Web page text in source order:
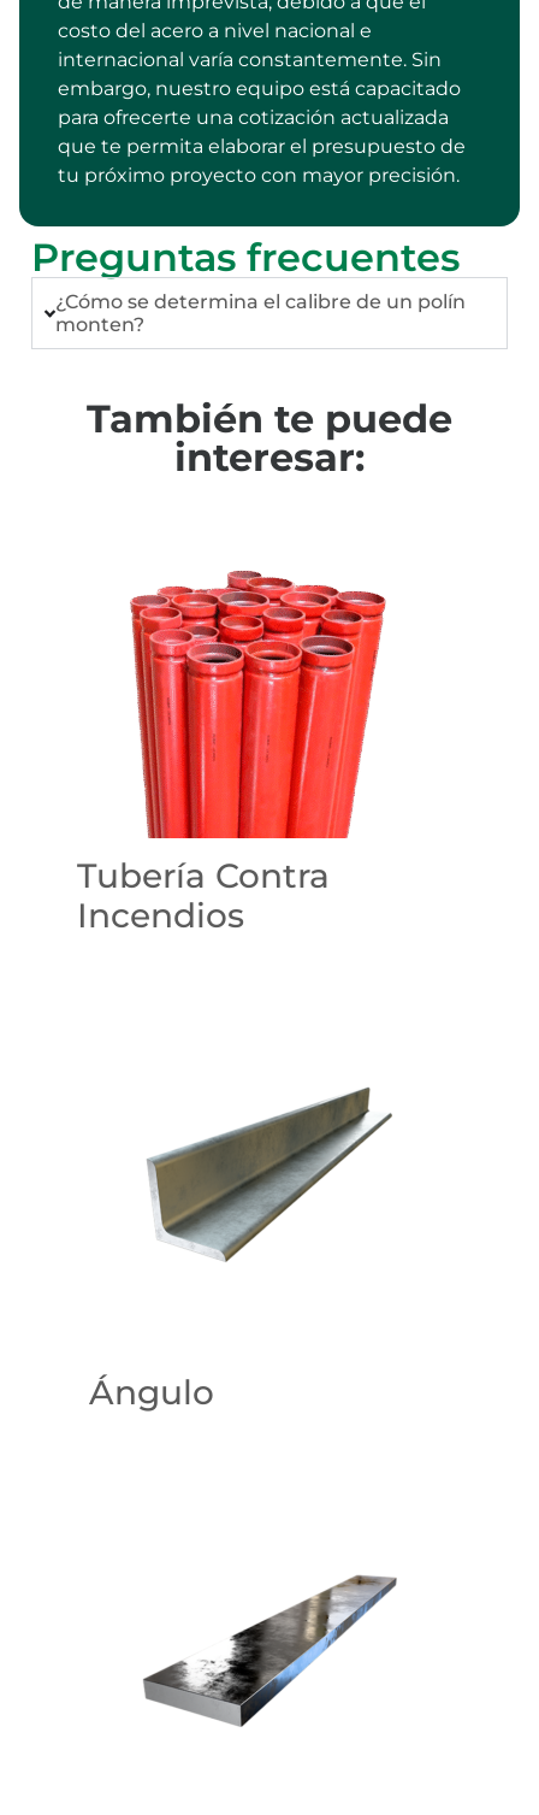
costo del acero a nivel nacional e
internacional varía constantemente. Sin
embargo, nuestro equipo está capacitado
para ofrecerte una cotización actualizada
que te permita elaborar el presupuesto de
tu próximo proyecto con mayor precisión.
Preguntas frecuentes
¿Cómo se determina el calibre de un polín
monten?
También te puede
interesar:
Tubería Contra
Incendios
Ángulo